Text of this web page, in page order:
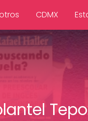
CDMX